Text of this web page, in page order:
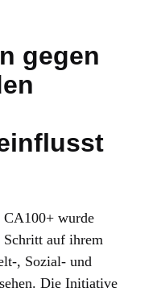
gegen
wurde
Schritt auf ihrem
, Sozial- und
Die Initiative